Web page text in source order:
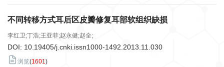
不同转移方式耳后区皮瓣修复耳部软组织缺损
李红卫;丁浩;王亚菲;赵永健;赵全;
DOI: 10.19405/j.cnki.issn1000-1492.2013.11.030
浏览(1601)